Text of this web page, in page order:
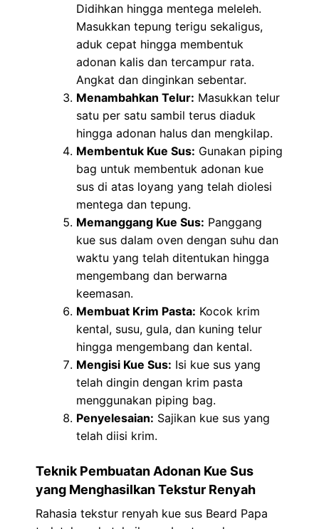
Didihkan hingga mentega meleleh.
Masukkan tepung terigu sekaligus,
aduk cepat hingga membentuk
adonan kalis dan tercampur rata.
Angkat dan dinginkan sebentar.
Menambahkan Telur: Masukkan telur
satu per satu sambil terus diaduk
hingga adonan halus dan mengkilap.
Membentuk Kue Sus: Gunakan piping
bag untuk membentuk adonan kue
sus di atas loyang yang telah diolesi
mentega dan tepung.
Memanggang Kue Sus: Panggang
kue sus dalam oven dengan suhu dan
waktu yang telah ditentukan hingga
mengembang dan berwarna
keemasan.
Membuat Krim Pasta: Kocok krim
kental, susu, gula, dan kuning telur
hingga mengembang dan kental.
Mengisi Kue Sus: Isi kue sus yang
telah dingin dengan krim pasta
menggunakan piping bag.
Penyelesaian: Sajikan kue sus yang
telah diisi krim.
Teknik Pembuatan Adonan Kue Sus
yang Menghasilkan Tekstur Renyah
Rahasia tekstur renyah kue sus Beard Papa